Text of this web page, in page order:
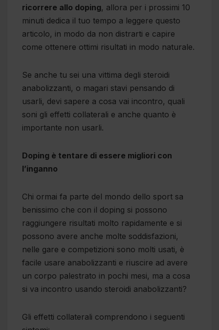
ricorrere allo doping, allora per i prossimi 10
minuti dedica il tuo tempo a leggere questo
articolo, in modo da non distrarti e capire
come ottenere ottimi risultati in modo naturale.
Se anche tu sei una vittima degli steroidi
anabolizzanti, o magari stavi pensando di
usarli, devi sapere a cosa vai incontro, quali
soni gli effetti collaterali e anche quanto è
importante non usarli.
Doping è tentare di essere migliori con
l’inganno
Chi ormai fa parte del mondo dello sport sa
benissimo che con il doping si possono
raggiungere risultati molto rapidamente e si
possono avere anche molte soddisfazioni,
nelle gare e competizioni sono molti usati, è
facile usare anabolizzanti e riuscire ad avere
un corpo palestrato in pochi mesi, ma a cosa
si va incontro usando steroidi anabolizzanti?
Gli effetti collaterali comprendono i seguenti